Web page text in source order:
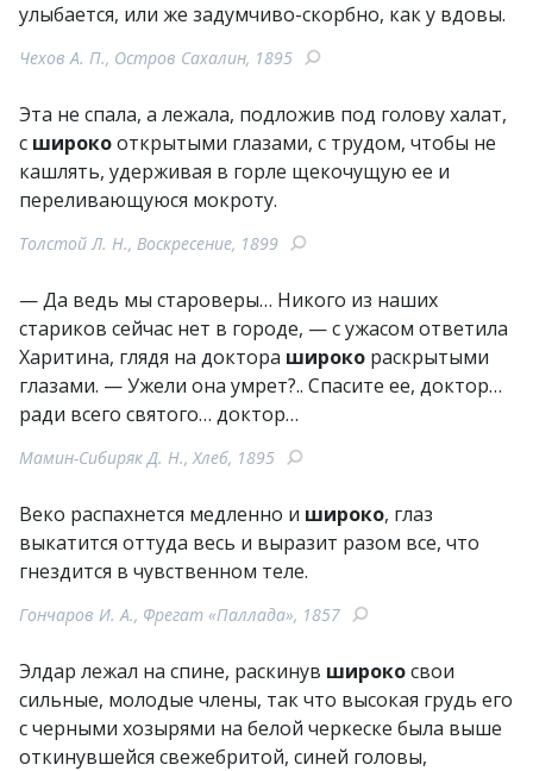
улыбается, или же задумчиво-скорбно, как у вдовы.
Чехов А. П., Остров Сахалин, 1895
Эта не спала, а лежала, подложив под голову халат,
с широкооткрытыми глазами, с трудом, чтобы не
кашлять, удерживая в горле щекочущую ее и
переливающуюся мокроту.
Толстой Л. Н., Воскресение, 1899
— Да ведь мы староверы… Никого из наших
стариков сейчас нет в городе, — с ужасом ответила
Харитина, глядя на доктора широко раскрытыми
глазами. — Ужели она умрет?.. Спасите ее, доктор…
ради всего святого… доктор…
Мамин-Сибиряк Д. Н., Хлеб, 1895
Веко распахнется медленно и широко, глаз
выкатится оттуда весь и выразит разом все, что
гнездится в чувственном теле.
Гончаров И. А., Фрегат «Паллада», 1857
Элдар лежал на спине, раскинув широкосвои
сильные, молодые члены, так что высокая грудь его
с черными хозырями на белой черкеске была выше
откинувшейся свежебритой, синей головы,